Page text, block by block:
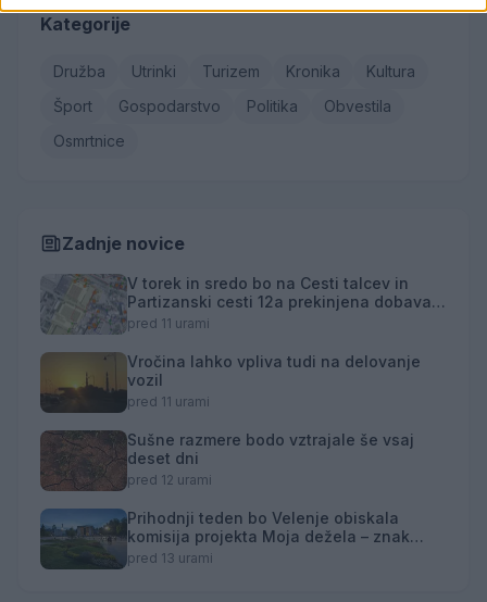
Kategorije
Družba Utrinki Turizem Kronika
Kultura
Šport
Gospodarstvo Politika
Obvestila
Osmrtnice
Zadnje novice
V torek in sredo bo na Cesti talcev in
Partizanski cesti 12a prekinjena dobava
toplotne energije
pred 11 urami
Vročina lahko vpliva tudi na delovanje
vozil
pred 11 urami
Sušne razmere bodo vztrajale še vsaj
deset dni
pred 12 urami
Prihodnji teden bo Velenje obiskala
komisija projekta Moja dežela – znak
gostoljubnosti
pred 13 urami